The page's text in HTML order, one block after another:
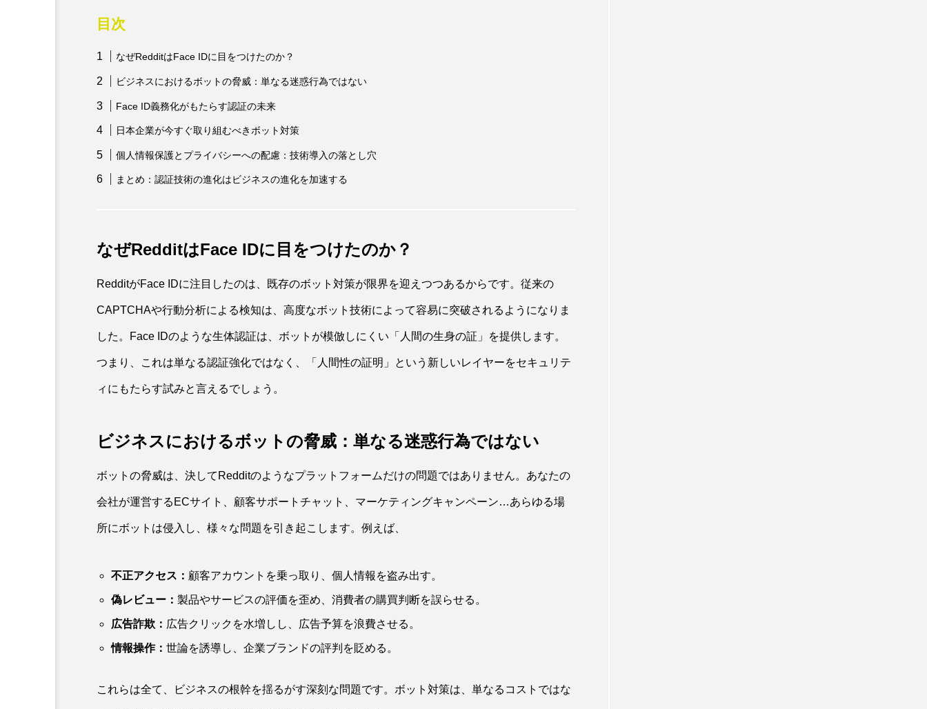
目次
なぜRedditはFace IDに目をつけたのか？
ビジネスにおけるボットの脅威：単なる迷惑行為ではない
Face ID義務化がもたらす認証の未来
日本企業が今すぐ取り組むべきボット対策
個人情報保護とプライバシーへの配慮：技術導入の落とし穴
まとめ：認証技術の進化はビジネスの進化を加速する
なぜRedditはFace IDに目をつけたのか？
RedditがFace IDに注目したのは、既存のボット対策が限界を迎えつつあるからです。従来の
CAPTCHAや行動分析による検知は、高度なボット技術によって容易に突破されるようになりま
した。Face IDのような生体認証は、ボットが模倣しにくい「人間の生身の証」を提供します。
つまり、これは単なる認証強化ではなく、「人間性の証明」という新しいレイヤーをセキュリテ
ィにもたらす試みと言えるでしょう。
ビジネスにおけるボットの脅威：単なる迷惑行為ではない
ボットの脅威は、決してRedditのようなプラットフォームだけの問題ではありません。あなたの
会社が運営するECサイト、顧客サポートチャット、マーケティングキャンペーン…あらゆる場
所にボットは侵入し、様々な問題を引き起こします。例えば、
不正アクセス： 顧客アカウントを乗っ取り、個人情報を盗み出す。
偽レビュー： 製品やサービスの評価を歪め、消費者の購買判断を誤らせる。
広告詐欺： 広告クリックを水増しし、広告予算を浪費させる。
情報操作： 世論を誘導し、企業ブランドの評判を貶める。
これらは全て、ビジネスの根幹を揺るがす深刻な問題です。ボット対策は、単なるコストではな